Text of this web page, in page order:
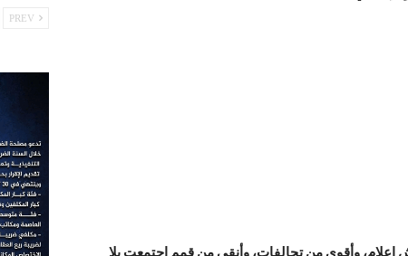
وأقوى من تحالفات، وأنقى من قممٍ اجتمعت بلا